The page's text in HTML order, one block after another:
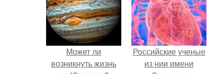
Может ли
возникнуть жизнь
Российские ученые
из нии имени